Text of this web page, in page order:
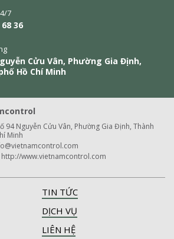
7
36
Cửu Vân, Phường Gia Định,
Hồ Chí Minh
94 Nguyễn Cửu Vân, Phường Gia Định, Thành
Minh
http://www.vietnamcontrol.com
TIN TỨC
DỊCH VỤ
LIÊN HỆ